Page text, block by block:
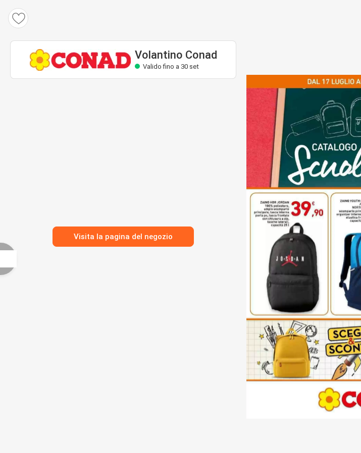
Volantino Conad
Valido fino a 30 set
Visita la pagina del negozio